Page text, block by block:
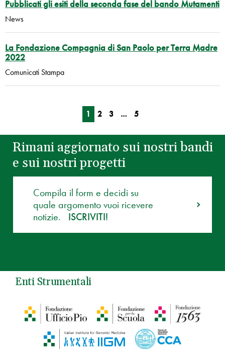
Pubblicati gli esiti della seconda fase del bando Mutamenti
News
La Fondazione Compagnia di San Paolo per Terra Madre
2022
Comunicati Stampa
1 2 3 … 5
Rimani aggiornato sui nostri bandi
e sui nostri progetti
Compila il form e decidi su
quale argomento vuoi ricevere
notizie.
ISCRIVITI!
Enti Strumentali